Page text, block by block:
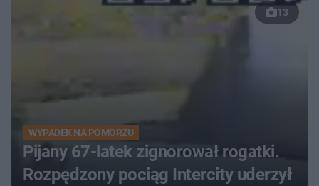
13
WYPADEK NA POMORZU
Pijany 67-latek zignorował rogatki.
Rozpędzony pociąg Intercity uderzył